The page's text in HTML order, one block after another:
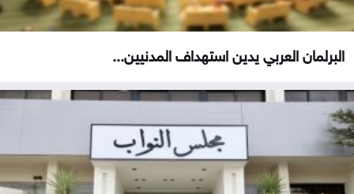
البرلمان العربي يدين استهداف المدنيين...